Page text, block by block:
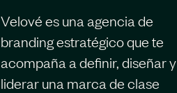
Velové es una agencia de
branding estratégico que te
acompaña a definir, diseñar y
liderar una marca de clase